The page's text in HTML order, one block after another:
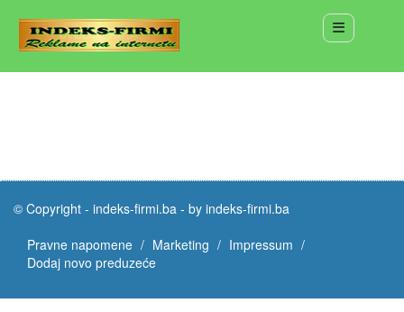
© Copyright - indeks-firmi.ba - by indeks-firmi.ba
Pravne napomene
Marketing
Impressum
Dodaj novo preduzeće